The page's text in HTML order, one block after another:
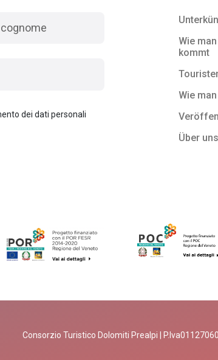
dei dati personali
Wie
kommt
Wie
Über uns
Consorzio Turistico Dolomiti Prealpi |